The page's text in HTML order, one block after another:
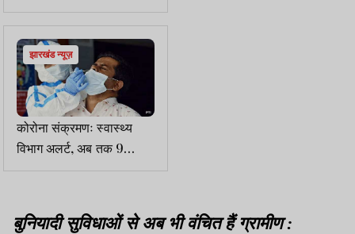
जगह लगेंगे 500 रूपए
झारखंड न्यूज़
कोरोना संक्रमणः स्वास्थ्य
विभाग अलर्ट, अब तक 9
पॉजिटिव मिले, मास्क अनिवार्य
बुनियादी सुविधाओं से अब भी वंचित हैं ग्रामीण: